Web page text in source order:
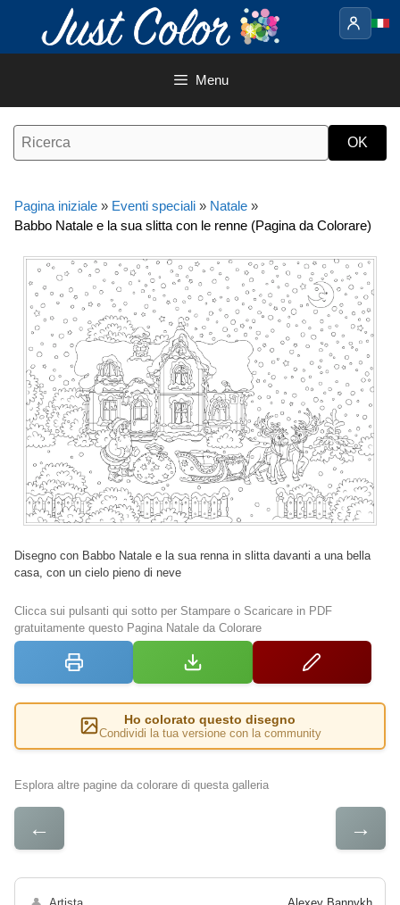
contenuto
Menu
Pagina iniziale » Eventi speciali » Natale »
Babbo Natale e la sua slitta con le renne (Pagina da Colorare)
Disegno con Babbo Natale e la sua renna in slitta davanti a una bella
casa, con un cielo pieno di neve
Clicca sui pulsanti qui sotto per Stampare o Scaricare in PDF
gratuitamente questo Pagina Natale da Colorare
Ho colorato questo disegno
Condividi la tua versione con la community
Esplora altre pagine da colorare di questa galleria
← →